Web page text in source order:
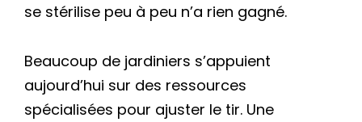
se stérilise peu à peu n’a rien gagné.
Beaucoup de jardiniers s’appuient
aujourd’hui sur des ressources
spécialisées pour ajuster le tir. Une